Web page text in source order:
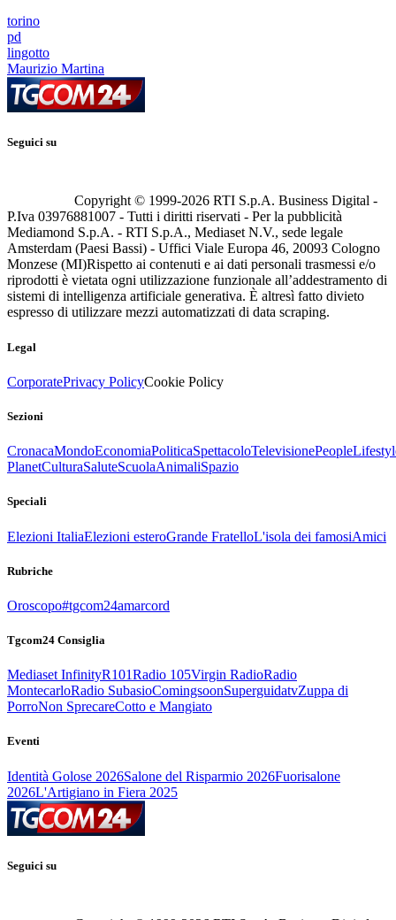
torino
pd
lingotto
Maurizio Martina
Seguici su
Copyright © 1999-2026 RTI S.p.A. Business Digital -
P.Iva 03976881007 - Tutti i diritti riservati - Per la pubblicità
Mediamond S.p.A. - RTI S.p.A., Mediaset N.V., sede legale
Amsterdam (Paesi Bassi) - Uffici Viale Europa 46, 20093 Cologno
Monzese (MI)Rispetto ai contenuti e ai dati personali trasmessi e/o
riprodotti è vietata ogni utilizzazione funzionale all’addestramento di
sistemi di intelligenza artificiale generativa. È altresì fatto divieto
espresso di utilizzare mezzi automatizzati di data scraping.
Legal
CorporatePrivacy PolicyCookie Policy
Sezioni
CronacaMondoEconomiaPoliticaSpettacoloTelevisionePeople
PlanetCulturaSaluteScuolaAnimaliSpazio
Speciali
Elezioni ItaliaElezioni esteroGrande FratelloL'isola dei famosiAmici
Rubriche
Oroscopo#tgcom24amarcord
Tgcom24 Consiglia
Mediaset InfinityR101Radio 105Virgin RadioRadio
MontecarloRadio SubasioComingsoonSuperguidatvZuppa di
PorroNon SprecareCotto e Mangiato
Eventi
Identità Golose 2026Salone del Risparmio 2026Fuorisalone
2026L'Artigiano in Fiera 2025
Seguici su